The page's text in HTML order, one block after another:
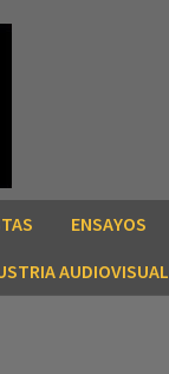
ENSAYOS
AUDIOVISUAL